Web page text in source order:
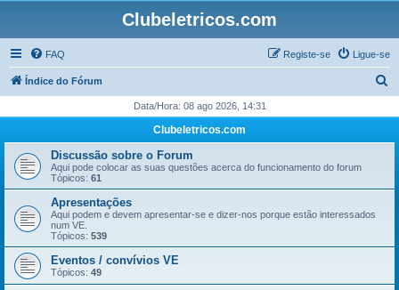
Clubeletricos.com
FAQ Ligue-se
Registe-se
Índice do Fórum
q
i
r
Data/Hora: 08 ago 2026, 14:31
Clubeletricos.com
Discussão sobre o Forum
Aqui pode colocar as suas questões acerca do funcionamento do forum
Tópicos: 61
Apresentações
Aqui podem e devem apresentar-se e dizer-nos porque estão interessados
num VE.
Tópicos: 539
Eventos / convívios VE
Tópicos: 49